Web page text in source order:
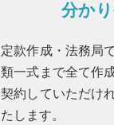
分か
定款作成・法務局
類一式まで全て作
契約していただけ
たします。